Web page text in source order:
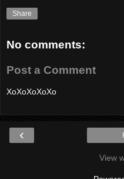
Share
No comments:
Post a Comment
XoXoXoXoXo
‹
View